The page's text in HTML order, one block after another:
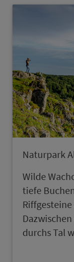
Naturpark
Wilde
tiefe
durchs Tal